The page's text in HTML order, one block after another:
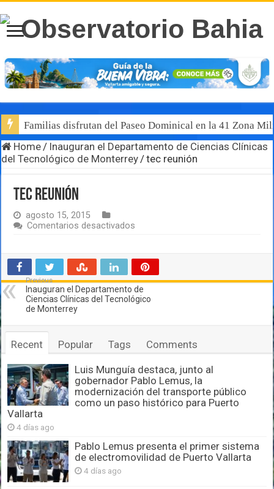
Familias disfrutan del Paseo Dominical en la 41 Zona
Home/ Inauguran el Departamento de Ciencias Clínicas
del Tecnológico de Monterrey/tec reunión
tec reunión
agosto 15, 2015
Comentarios desactivados
Previous
Inauguran el Departamento de
Ciencias Clínicas del Tecnológico
de Monterrey
Recent Popular Tags Comments
Luis Munguía destaca, junto al
gobernador Pablo Lemus, la
modernización del transporte público
como un paso histórico para Puerto
Vallarta
4 días ago
Pablo Lemus presenta el primer sistema
de electromovilidad de Puerto Vallarta
4 días ago